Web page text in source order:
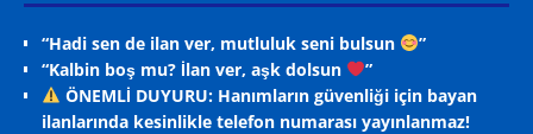
“Hadi sen de ilan ver, mutluluk seni bulsun
”
“Kalbin boş mu? İlan ver, aşk dolsun
”
ÖNEMLİ DUYURU: Hanımların güvenliği için bayan
ilanlarında kesinlikle telefon numarası yayınlanmaz!